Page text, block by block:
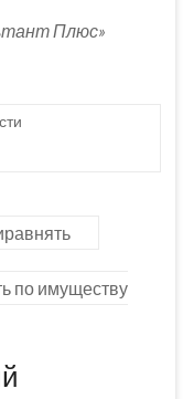
Плюс»
по имуществу